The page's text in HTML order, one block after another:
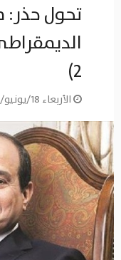
تحول حذر:
2)
الأربعاء 18/يونيو/2014 - 11:18 ص